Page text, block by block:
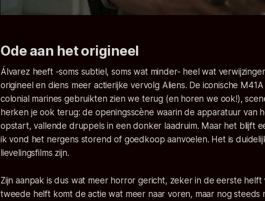
Ode aan het origineel
Álvarez heeft -soms subtiel, soms wat minder- heel wat
origineel en diens meer actierijke vervolg Aliens. De iconische
colonial marines gebruikten zien we terug (en horen we ook!),
herken je ook terug: de openingsscène waarin de apparatuur van
opstart, vallende druppels in een donker laadruim. Maar het blijft
ik vond het nergens storend of goedkoop aanvoelen. Het is
lievelingsfilms zijn.
Zijn aanpak is dus wat meer horror gericht, zeker in de eerste helft
tweede helft komt de actie wat meer naar voren, maar nog steeds